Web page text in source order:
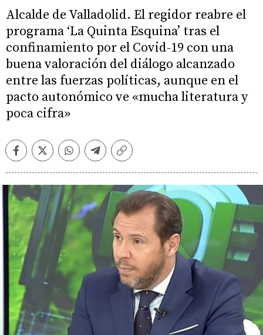
Alcalde de Valladolid. El regidor reabre el
programa ‘La Quinta Esquina’ tras el
confinamiento por el Covid-19 con una
buena valoración del diálogo alcanzado
entre las fuerzas políticas, aunque en el
pacto autonómico ve «mucha literatura y
poca cifra»
FacebookTwitterWhatsappTelegramCopiar